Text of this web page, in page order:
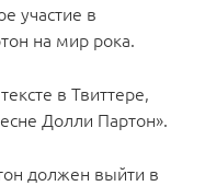
участие в
на мир рока.
в Твиттере,
Долли Партон».
должен выйти в